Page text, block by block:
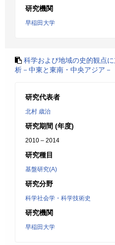
研究機関
早稲田大学
科学および地域の史的観点
析－中東と東南・中央アジア－
研究代表者
北村 歳治
研究期間 (年度)
2010 – 2014
研究種目
基盤研究(A)
研究分野
科学社会学・科学技術史
研究機関
早稲田大学